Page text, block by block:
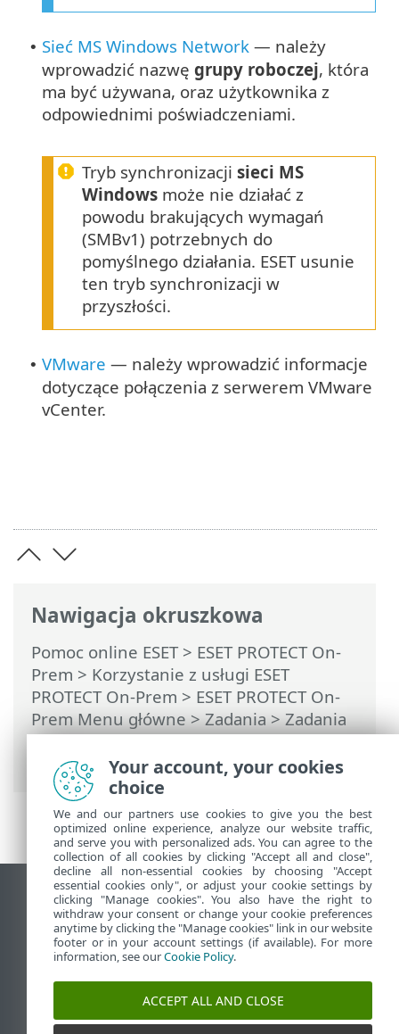
Nawigacja okruszkowa
Pomoc online ESET> ESET PROTECT On-
Prem > Korzystanie z usługi ESET
PROTECT On-Prem > ESET PROTECT On-
Prem Menu główne>Zadania>Zadania
serwera> Synchronizacja grupy
statycznej
• Sieć MS Windows Network — należy
wprowadzić nazwę grupy roboczej, która
ma być używana, oraz użytkownika z
odpowiednimi poświadczeniami.
Tryb synchronizacji sieci MS
Windows może nie działać z
powodu brakujących wymagań
(SMBv1) potrzebnych do
pomyślnego działania. ESET usunie
ten tryb synchronizacji w
przyszłości.
• VMware — należy wprowadzić informacje
dotyczące połączenia z serwerem VMware
vCenter.
Wyświetl witrynę internetową dla
komputerów
End of Life
Baza wiedzy ESET
Forum ESET
ESET Status Portal
Your account, your cookies
choice
We and our partners use cookies to give you the best
optimized online experience, analyze our website traffic,
and serve you with personalized ads. You can agree to the
collection of all cookies by clicking "Accept all and close",
decline all non-essential cookies by choosing "Accept
essential cookies only", or adjust your cookie settings by
clicking "Manage cookies". You also have the right to
withdraw your consent or change your cookie preferences
anytime by clicking the "Manage cookies" link in our website
footer or in your account settings (if available). For more
information, see ourCookie Policy.
ACCEPT ALL AND CLOSE